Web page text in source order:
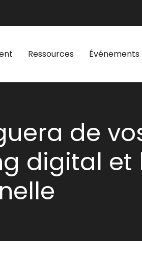
Ressources Événements
de
digital et